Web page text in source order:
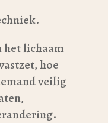
het lichaam
hoe
veilig